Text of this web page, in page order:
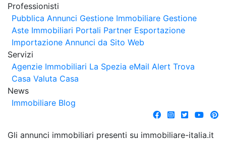
Professionisti
Pubblica Annunci Gestione Immobiliare Gestione
Aste Immobiliari Portali Partner Esportazione
Importazione Annunci da Sito Web
Servizi
Agenzie Immobiliari La Spezia eMail Alert Trova
Casa Valuta Casa
News
Immobiliare Blog
Gli annunci immobiliari presenti su immobiliare-italia.it